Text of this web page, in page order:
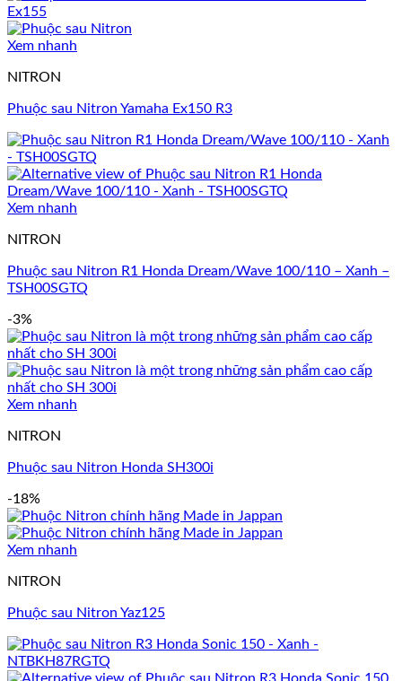
Xem nhanh
NITRON
Phuộc sau Nitron Yamaha Ex150 R3
Xem nhanh
NITRON
Phuộc sau Nitron R1 Honda Dream/Wave 100/110 – Xanh –
TSH00SGTQ
-3%
Xem nhanh
NITRON
Phuộc sau Nitron Honda SH300i
-18%
Xem nhanh
NITRON
Phuộc sau Nitron Yaz125